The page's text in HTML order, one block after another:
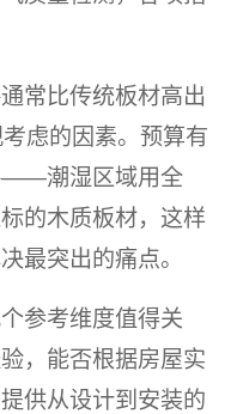
常比传统板材高出
虑的因素。预算有
——潮湿区域用全
的木质板材，这样
最突出的痛点。
参考维度值得关
，能否根据房屋实
供从设计到安装的